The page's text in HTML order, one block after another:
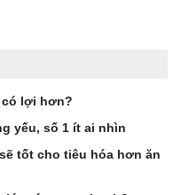
có lợi hơn?
yếu, số 1 ít ai nhìn
tốt cho tiêu hóa hơn ăn